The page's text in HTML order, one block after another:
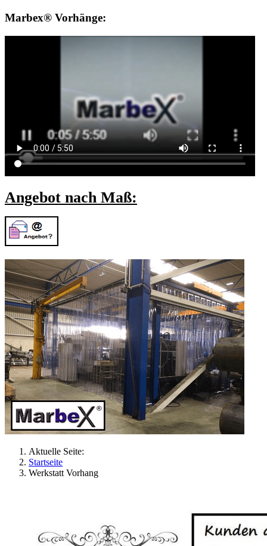
Marbex® Vorhänge:
Angebot nach Maß:
Aktuelle Seite:
Startseite
Werkstatt Vorhang